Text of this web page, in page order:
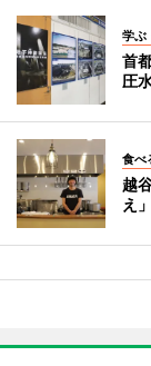
学ぶ
首
圧
食べ
越
え